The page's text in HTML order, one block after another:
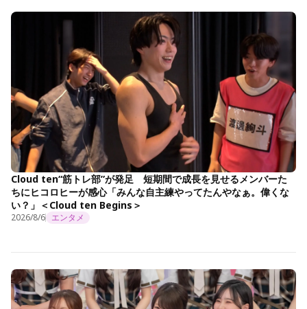
Cloud ten“筋トレ部”が発足 短期間で成長を見せるメンバーた
ちにヒコロヒーが感心「みんな自主練やってたんやなぁ。偉くな
い？」＜Cloud ten Begins＞
2026/8/6 エンタメ